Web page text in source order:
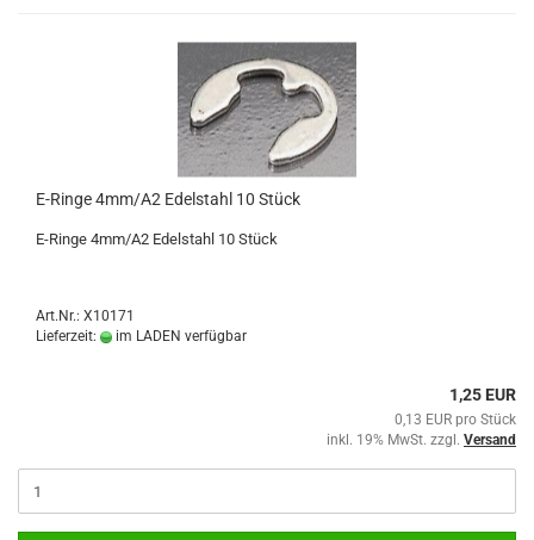
E-Ringe 4mm/A2 Edelstahl 10 Stück
E-Ringe 4mm/A2 Edelstahl 10 Stück
Art.Nr.: X10171
Lieferzeit:
im LADEN verfügbar
1,25 EUR
0,13 EUR pro Stück
inkl. 19% MwSt. zzgl. Versand